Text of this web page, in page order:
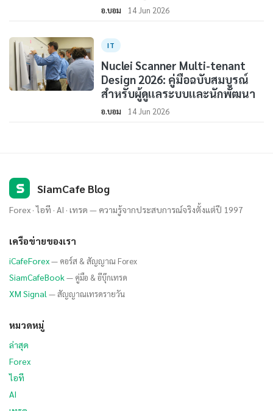
อ.บอม 14 Jun 2026
IT
Nuclei Scanner Multi-tenant
Design 2026: คู่มือฉบับสมบูรณ์
สำหรับผู้ดูแลระบบและนักพัฒนา
อ.บอม 14 Jun 2026
S SiamCafe Blog
Forex · ไอที · AI · เทรด — ความรู้จากประสบการณ์จริงตั้งแต่ปี 1997
เครือข่ายของเรา
iCafeForex— คอร์ส & สัญญาณ Forex
SiamCafeBook— คู่มือ & อีบุ๊กเทรด
XM Signal — สัญญาณเทรดรายวัน
หมวดหมู่
ล่าสุด
Forex
ไอที
AI